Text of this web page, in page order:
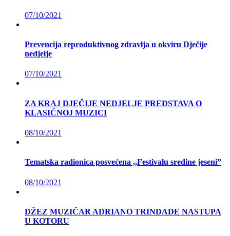
07/10/2021
Prevencija reproduktivnog zdravlja u okviru Dječije
nedjelje
07/10/2021
ZA KRAJ DJEČIJE NEDJELJE PREDSTAVA O
KLASIČNOJ MUZICI
08/10/2021
Tematska radionica posvećena ,,Festivalu sredine jeseni”
08/10/2021
DŽEZ MUZIČAR ADRIANO TRINDADE NASTUPA
U KOTORU